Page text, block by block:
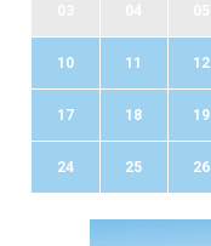
10 11 12
17 18 19
24 25 26